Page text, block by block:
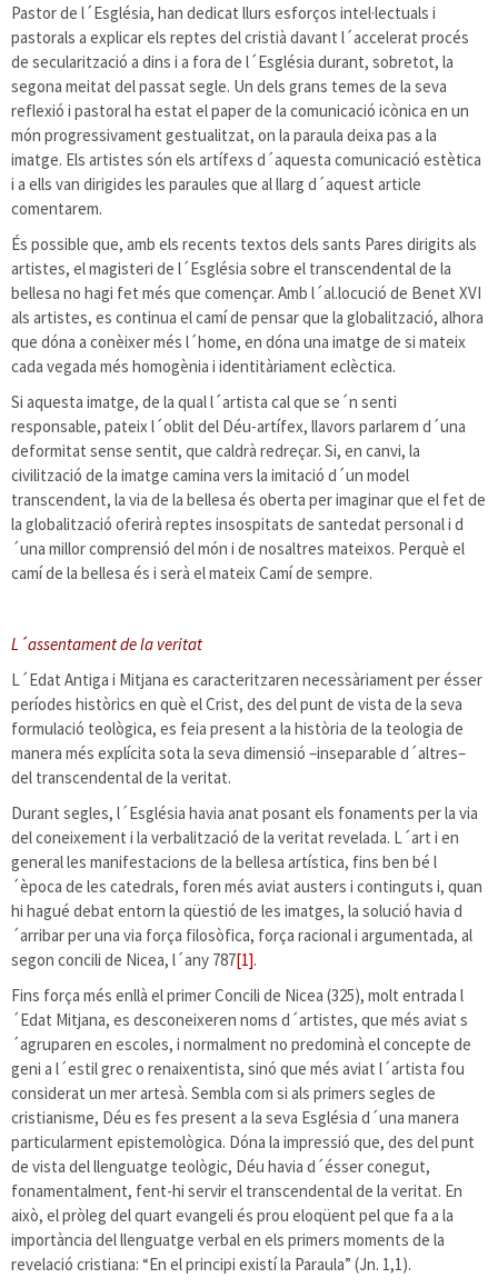
Pastor de l´Església, han dedicat llurs esforços intel·lectuals i
pastorals a explicar els reptes del cristià davant l´accelerat procés
de secularització a dins i a fora de l´Església durant, sobretot, la
segona meitat del passat segle. Un dels grans temes de la seva
reflexió i pastoral ha estat el paper de la comunicació icònica en un
món progressivament gestualitzat, on la paraula deixa pas a la
imatge. Els artistes són els artífexs d´aquesta comunicació estètica
i a ells van dirigides les paraules que al llarg d´aquest article
comentarem.
És possible que, amb els recents textos dels sants Pares dirigits als
artistes, el magisteri de l´Església sobre el transcendental de la
bellesa no hagi fet més que començar. Amb l´al.locució de Benet XVI
als artistes, es continua el camí de pensar que la globalització, alhora
que dóna a conèixer més l´home, en dóna una imatge de si mateix
cada vegada més homogènia i identitàriament eclèctica.
Si aquesta imatge, de la qual l´artista cal que se´n senti
responsable, pateix l´oblit del Déu-artífex, llavors parlarem d´una
deformitat sense sentit, que caldrà redreçar. Si, en canvi, la
civilització de la imatge camina vers la imitació d´un model
transcendent, la via de la bellesa és oberta per imaginar que el fet de
la globalització oferirà reptes insospitats de santedat personal i d
´una millor comprensió del món i de nosaltres mateixos. Perquè el
camí de la bellesa és i serà el mateix Camí de sempre.
L´assentament de la veritat
L´Edat Antiga i Mitjana es caracteritzaren necessàriament per ésser
períodes històrics en què el Crist, des del punt de vista de la seva
formulació teològica, es feia present a la història de la teologia de
manera més explícita sota la seva dimensió –inseparable d´altres–
del transcendental de la veritat.
Durant segles, l´Església havia anat posant els fonaments per la via
del coneixement i la verbalització de la veritat revelada. L´art i en
general les manifestacions de la bellesa artística, fins ben bé l
´època de les catedrals, foren més aviat austers i continguts i, quan
hi hagué debat entorn la qüestió de les imatges, la solució havia d
´arribar per una via força filosòfica, força racional i argumentada, al
segon concili de Nicea, l´any 787[1].
Fins força més enllà el primer Concili de Nicea (325), molt entrada l
´Edat Mitjana, es desconeixeren noms d´artistes, que més aviat s
´agruparen en escoles, i normalment no predominà el concepte de
geni a l´estil grec o renaixentista, sinó que més aviat l´artista fou
considerat un mer artesà. Sembla com si als primers segles de
cristianisme, Déu es fes present a la seva Església d´una manera
particularment epistemològica. Dóna la impressió que, des del punt
de vista del llenguatge teològic, Déu havia d´ésser conegut,
fonamentalment, fent-hi servir el transcendental de la veritat. En
això, el pròleg del quart evangeli és prou eloqüent pel que fa a la
importància del llenguatge verbal en els primers moments de la
revelació cristiana: “En el principi existí la Paraula” (Jn. 1,1).